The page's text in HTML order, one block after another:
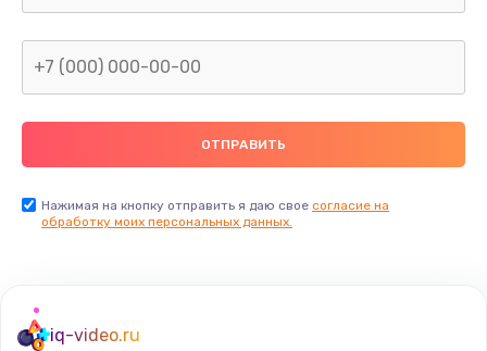
Нажимая на кнопку отправить я даю свое согласие на
обработку моих персональных данных.
iq-video.ru